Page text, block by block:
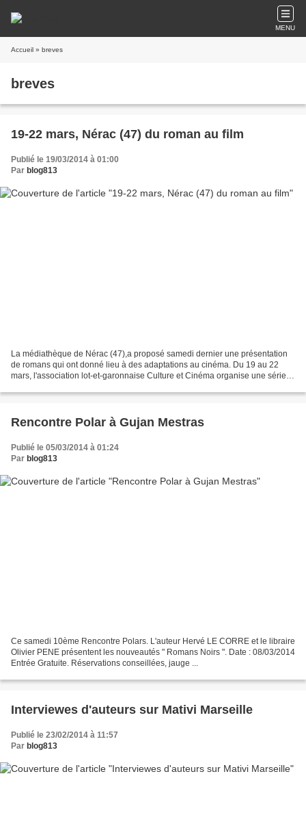
MENU
Accueil » breves
breves
19-22 mars, Nérac (47) du roman au film
Publié le 19/03/2014 à 01:00
Par blog813
La médiathèque de Nérac (47),a proposé samedi dernier une présentation
de romans qui ont donné lieu à des adaptations au cinéma. Du 19 au 22
mars, l'association lot-et-garonnaise Culture et Cinéma organise une série
Rencontre Polar à Gujan Mestras
Publié le 05/03/2014 à 01:24
Par blog813
Ce samedi 10ème Rencontre Polars. L'auteur Hervé LE CORRE et le libraire
Olivier PENE présentent les nouveautés " Romans Noirs ". Date : 08/03/2014
Entrée Gratuite. Réservations conseillées, jauge ...
Interviewes d'auteurs sur Mativi Marseille
Publié le 23/02/2014 à 11:57
Par blog813